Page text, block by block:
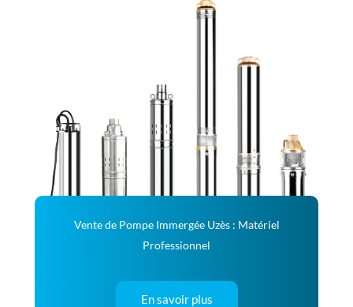
Vente de Pompe Immergée Uzès : Matériel
Professionnel
En savoir plus